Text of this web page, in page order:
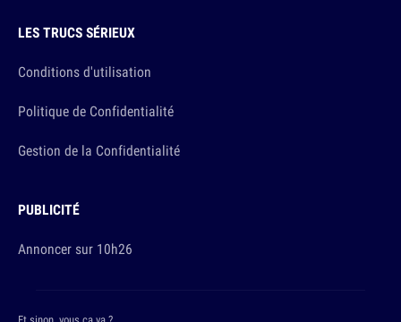
LES TRUCS SÉRIEUX
Conditions d'utilisation
Politique de Confidentialité
Gestion de la Confidentialité
PUBLICITÉ
Annoncer sur 10h26